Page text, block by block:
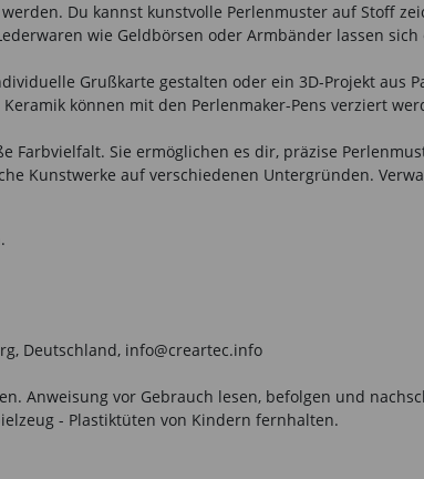
Du kannst kunstvolle Perlenmuster auf Stoff
wie Geldbörsen oder Armbänder lassen
Grußkarte gestalten oder ein 3D-Projekt aus
können mit den Perlenmaker-Pens verziert
Farbvielfalt. Sie ermöglichen es dir, präzise
Kunstwerke auf verschiedenen Untergründen.
Deutschland, info@creartec.info
Anweisung vor Gebrauch lesen, befolgen und
- Plastiktüten von Kindern fernhalten.